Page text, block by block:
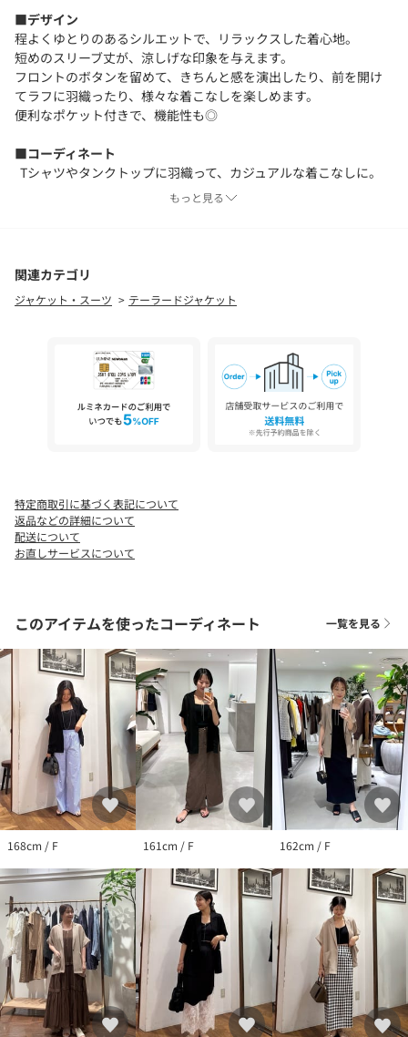
■デザイン
程よくゆとりのあるシルエットで、リラックスした着心地。
短めのスリーブ丈が、涼しげな印象を与えます。
フロントのボタンを留めて、きちんと感を演出したり、前を開け
てラフに羽織ったり、様々な着こなしを楽しめます。
便利なポケット付きで、機能性も◎
■コーディネート
Tシャツやタンクトップに羽織って、カジュアルな着こなしに。
ワンピースやブラウスに羽織って、きれいめな着こなしに。
■素材・洗濯表記
素材：ポリエステル50% レーヨン50%
洗濯表記：手洗い可
完売カラーの再入荷やラスト１点の通知、セールの通知を受けと
ることができます。
【ブランドのお気に入り登録】
新商品や再入荷、いち早くセールやクーポンなどのブランドの情
生産の都合上、お届け時期が前後する場合がございます。
システムの都合上、店舗より入荷が遅れる場合がございます。
実際にお届けする商品と仕様やサイズが異なる場合がございま
す。
もっと見る
関連カテゴリ
ジャケット・スーツ テーラードジャケット
特定商取引に基づく表記について
返品などの詳細について
配送について
お直しサービスについて
このアイテムを使ったコーディネート 一覧を見る
168cm / F 161cm / F 162cm / F